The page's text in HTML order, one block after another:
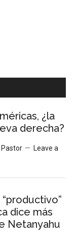
¿la
derecha?
Pastor
Leave a
dice más
Netanyahu